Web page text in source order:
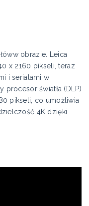
obrazie. Leica
x 2160 pikseli, teraz
i serialami w
procesor światła (DLP)
pikseli, co umożliwia
4K dzięki